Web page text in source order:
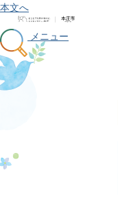
本文へ
メニュー